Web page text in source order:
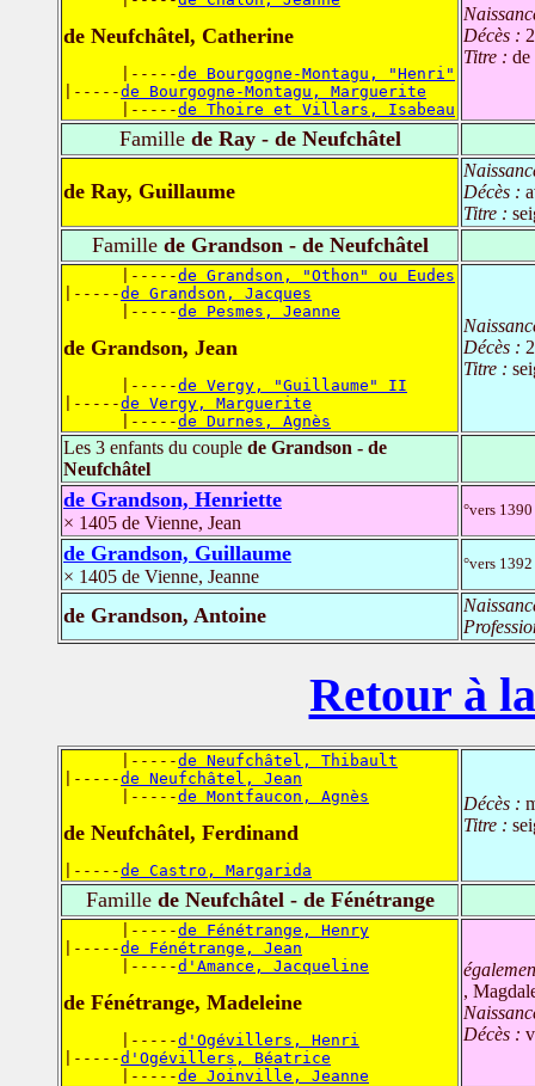
de Neufchâtel, Catherine
      |-----
de Bourgogne-Montagu, "Henri"
|-----de Bourgogne-Montagu, Marguerite
      |-----
de Thoire et Villars, Isabeau
Décès :
Titre : de
Famillede Ray - de Neufchâtel
de Ray, Guillaume
Décès :
Titre :
Famillede Grandson - de Neufchâtel
      |-----
de Grandson, "Othon" ou Eudes
|-----de Grandson, Jacques
      |-----
de Pesmes, Jeanne
de Grandson, Jean
      |-----
de Vergy, "Guillaume" II
|-----de Vergy, Marguerite
      |-----
de Durnes, Agnès
Décès :
Titre :
Les 3 enfants du couple de Grandson - de
Neufchâtel
de Grandson, Henriette
× 1405 de Vienne, Jean
°vers
de Grandson, Guillaume
× 1405 de Vienne, Jeanne
°vers
de Grandson, Antoine
Retour à
      |-----
de Neufchâtel, Thibault
|-----de Neufchâtel, Jean
      |-----
de Montfaucon, Agnès
de Neufchâtel, Ferdinand
|-----de Castro, Margarida
Décès :
Titre :
Famillede Neufchâtel - de Fénétrange
      |-----
de Fénétrange, Henry
|-----de Fénétrange, Jean
      |-----
d'Amance, Jacqueline
de Fénétrange, Madeleine
      |-----
d'Ogévillers, Henri
|-----d'Ogévillers, Béatrice
      |-----
de Joinville, Jeanne
,
Décès :